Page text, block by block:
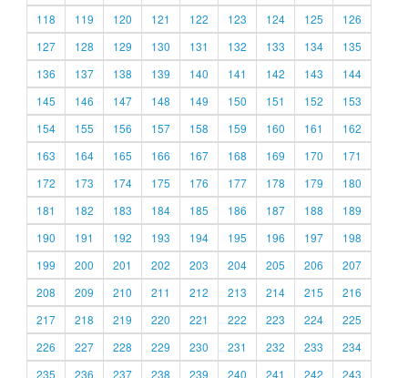
118
119 120 121 122 123 124 125
126
127
128 129 130 131 132 133 134
135
136
137 138 139 140 141 142 143
144
145
146 147 148 149 150 151 152
153
154
155 156 157 158 159 160 161
162
163
164 165 166 167 168 169 170
171
172
173 174 175 176 177 178 179
180
181
182 183 184 185 186 187 188
189
190
191 192 193 194 195 196 197
198
199
200 201 202 203 204 205 206
207
208
209 210 211 212 213 214 215
216
217
218 219 220 221 222 223 224
225
226
227 228 229 230 231 232 233
234
235
236 237 238 239 240 241 242 243